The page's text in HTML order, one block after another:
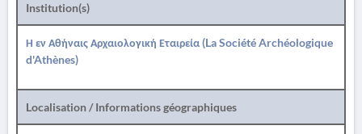
Institution(s)
Η εν Αθήναις Αρχαιολογική Εταιρεία (La Société Archéologique
d'Athènes)
Localisation / Informations géographiques